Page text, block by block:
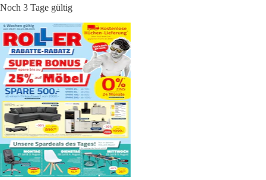
Noch 3 Tage gültig